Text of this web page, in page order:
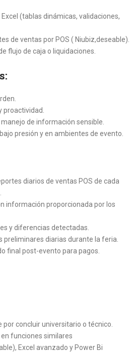
(tablas dinámicas, validaciones,
de ventas por POS ( Niubiz,deseable).
flujo de caja o liquidaciones.
proactividad.
de información sensible.
presión y en ambientes de evento.
diarios de ventas POS de cada
información proporcionada por los
y diferencias detectadas.
preliminares diarias durante la feria.
final post-evento para pagos.
por concluir universitario o técnico.
funciones similares
Excel avanzado y Power Bi